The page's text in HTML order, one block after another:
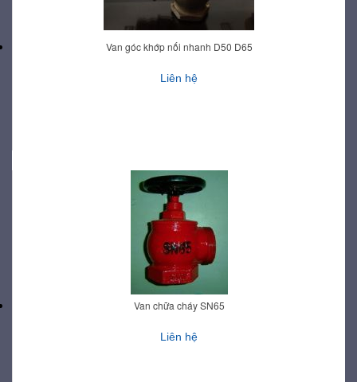
Van góc khớp nối nhanh D50 D65
Liên hệ
Van chữa cháy SN65
Liên hệ